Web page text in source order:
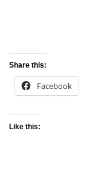
Share this:
Facebook
Like this: